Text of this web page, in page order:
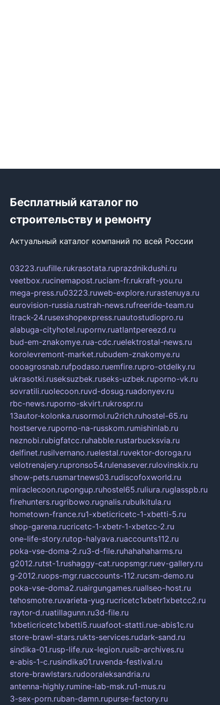
Бесплатный каталог по
строительству и ремонту
Актуальный каталог компаний по всей России
03223.ruufille.rukrasotata.ruprazdnikdushi.ru
veetbox.rucinemapost.ruciam-fr.rukraft-you.ru
mega-press.ru03223.ruweb-explore.rurastenuya.ru
eurovision-russia.rustrah-news.rufreeride-team.ru
itrack-24.rusexshopexpress.ruautostudiopro.ru
alabuga-cityhotel.rupornv.ruatlantpereezd.ru
bud-em-znakomye.rua-cdc.ruelektrostal-news.ru
korolevremont-market.rubudem-znakomye.ru
oooagrosnab.rufpodaso.ruemfire.rupro-otdelky.ru
ukrasotki.ruseksuzbek.ruseks-uzbek.ruporno-vk.ru
sovratili.ruolecoon.ruvd-dosug.ruadonyev.ru
rbc-news.ruporno-skvirt.rukrospr.ru
13autor-kolonka.rusormol.ru2rich.ruhostel-65.ru
hostserve.ruporno-na-russkom.rumishinlab.ru
neznobi.rubigfatcc.ruhabble.rustarbucksvia.ru
delfinet.rusilvernano.ruelestal.ruvektor-doroga.ru
velotrenajery.rupronso54.rulenasever.rulovinskix.ru
show-pets.rusmartnews03.rudiscofoxworld.ru
miraclecoon.rupongup.ruhostel65.ruliura.ruglasspb.ru
firehunters.rugribowo.rugnalis.rubulkitula.ru
hometown-france.ru1-xbeticricetc-1-xbetti-5.ru
shop-garena.rucricetc-1-xbetr-1-xbetcc-2.ru
one-life-story.rutop-halyava.ruaccounts112.ru
poka-vse-doma-2.ru3-d-file.ruhahahaharms.ru
g2012.rutst-1.rushaggy-cat.ruopsmgr.ruev-gallery.ru
g-2012.ruops-mgr.ruaccounts-112.rucsm-demo.ru
poka-vse-doma2.ruairgungames.ruallseo-host.ru
tehosmotre.ruvarieta-yug.rucricetc1xbetr1xbetcc2.ru
raytor-d.ruatillagunn.ru3d-file.ru
1xbeticricetc1xbetti5.ruuafoot-statti.rue-abis1c.ru
store-brawl-stars.rukts-services.rudark-sand.ru
sindika-01.rusp-life.rux-legion.rusib-archives.ru
e-abis-1-c.rusindika01.ruvenda-festival.ru
store-brawlstars.rudooraleksandria.ru
antenna-highly.rumine-lab-msk.ru1-mus.ru
3-sex-porn.ruban-damn.rupurse-factory.ru